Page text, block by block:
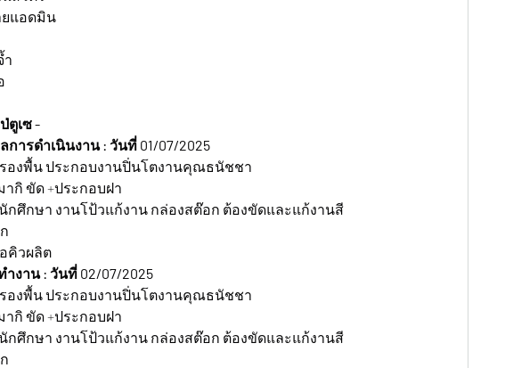
แอดมิน
ตูเซ -
การดำเนินงาน : วันที่ 01/07/2025
องพื้น ประกอบงานปิ่นโตงานคุณธนัชชา
กิ ขัด +ประกอบฝา
กศึกษา งานโป้วแก้งาน กล่องสต๊อก ต้องขัดและแก้งานสี
คิวผลิต
ำงาน : วันที่ 02/07/2025
องพื้น ประกอบงานปิ่นโตงานคุณธนัชชา
กิ ขัด +ประกอบฝา
กศึกษา งานโป้วแก้งาน กล่องสต๊อก ต้องขัดและแก้งานสี